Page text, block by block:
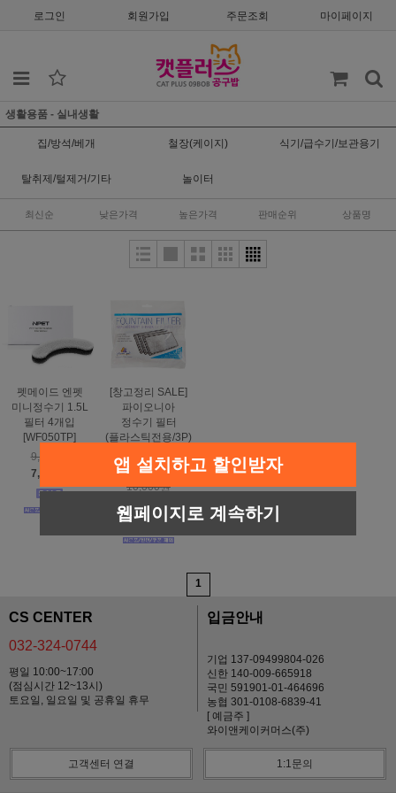
로그인 회원가입 주문조회 마이페이지
생활용품 - 실내생활
집/방석/베개 철장(케이지) 식기/급수기/보관용기
탈취제/털제거/기타 놀이터
최신순 낮은가격 높은가격 판매순위 상품명
펫메이드 엔펫
미니정수기 1.5L
필터 4개입
[WF050TP]
9,900원
7,200원
[창고정리 SALE]
파이오니아
정수기 필터
(플라스틱전용/3P)
정수기사용가능
10,000원
4,900원
1
CS CENTER
032-324-0744
평일 10:00~17:00
(점심시간 12~13시)
토요일, 일요일 및 공휴일 휴무
입금안내
기업 137-09499804-026
신한 140-009-665918
국민 591901-01-464696
농협 301-0108-6839-41
[ 예금주 ]
와이앤케이커머스(주)
고객센터 연결 1:1문의
앱 설치하고 할인받자
웹페이지로 계속하기